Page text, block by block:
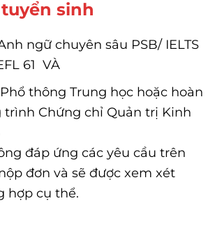
sinh
ngữ chuyên sâu PSB/ IELTS
61 VÀ
thông Trung học hoặc hoàn
Chứng chỉ Quản trị Kinh
đáp ứng các yêu cầu trên
đơn và sẽ được xem xét
hợp cụ thể.